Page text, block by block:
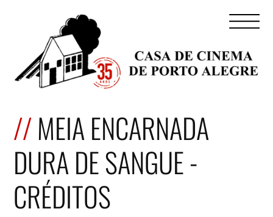
MEIA ENCARNADA
DURA DE SANGUE -
CRÉDITOS